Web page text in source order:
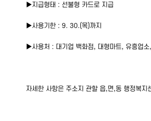
▶지급형태 : 선불형 카드로 지급
▶사용기한 : 9. 30.(목)까지
▶사용처 : 대기업 백화점, 대형마트, 유흥업
자세한 사항은 주소지 관할 읍,면,동 행정복지